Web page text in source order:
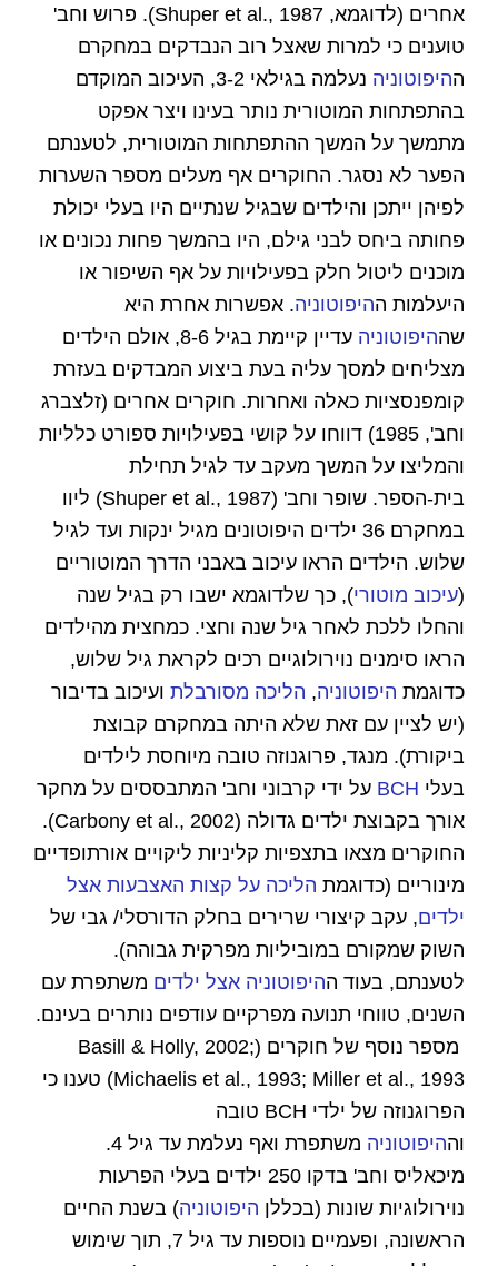
אחרים (לדוגמא, Shuper et al., 1987). פרוש וחב'
טוענים כי למרות שאצל רוב הנבדקים במחקרם
ההיפוטוניה
נעלמה בגילאי 3-2, העיכוב המוקדם
בהתפתחות המוטורית נותר בעינו ויצר אפקט
מתמשך על המשך ההתפתחות המוטורית, לטענתם
הפער לא נסגר. החוקרים אף מעלים מספר השערות
לפיהן ייתכן והילדים שבגיל שנתיים היו בעלי יכולת
פחותה ביחס לבני גילם, היו בהמשך פחות נכונים או
מוכנים ליטול חלק בפעילויות על אף השיפור או
היעלמות ההיפוטוניה. אפשרות אחרת היא
שההיפוטוניה
עדיין קיימת בגיל 8-6, אולם הילדים
מצליחים למסך עליה בעת ביצוע המבדקים בעזרת
קומפנסציות כאלה ואחרות. חוקרים אחרים (זלצברג
וחב', 1985) דווחו על קושי בפעילויות ספורט כלליות
והמליצו על המשך מעקב עד לגיל תחילת
בית-הספר. שופר וחב' (Shuper et al., 1987) ליוו
במחקרם 36 ילדים היפוטונים מגיל ינקות ועד לגיל
שלוש. הילדים הראו עיכוב באבני הדרך המוטוריים
(עיכוב מוטורי), כך שלדוגמא ישבו רק בגיל שנה
והחלו ללכת לאחר גיל שנה וחצי. כמחצית מהילדים
הראו סימנים נוירולוגיים רכים לקראת גיל שלוש,
כדוגמת היפוטוניה, הליכה מסורבלת ועיכוב בדיבור
(יש לציין עם זאת שלא היתה במחקרם קבוצת
ביקורת). מנגד, פרוגנוזה טובה מיוחסת לילדים
בעלי BCH על ידי קרבוני וחב' המתבססים על מחקר
אורך בקבוצת ילדים גדולה (Carbony et al., 2002).
החוקרים מצאו בתצפיות קליניות ליקויים אורתופדיים
מינוריים (כדוגמת הליכה על קצות האצבעות אצל
ילדים, עקב קיצורי שרירים בחלק הדורסלי/ גבי של
השוק שמקורם במוביליות מפרקית גבוהה).
לטענתם, בעוד ההיפוטוניה אצל ילדים משתפרת עם
השנים, טווחי תנועה מפרקיים עודפים נותרים בעינם.
מספר נוסף של חוקרים (Basill & Holly, 2002;
Michaelis et al., 1993; Miller et al., 1993) טענו כי
הפרוגנוזה של ילדי BCH טובה
וההיפוטוניה
משתפרת ואף נעלמת עד גיל 4.
מיכאליס וחב' בדקו 250 ילדים בעלי הפרעות
נוירולוגיות שונות (בכללן היפוטוניה) בשנת החיים
הראשונה, ופעמיים נוספות עד גיל 7, תוך שימוש